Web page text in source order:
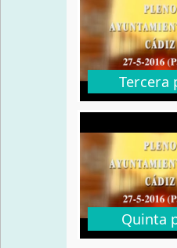
Tercera
Quinta